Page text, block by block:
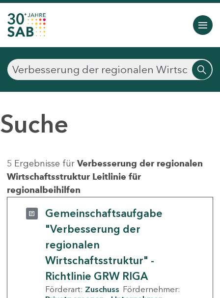
Suche
5 Ergebnisse für Verbesserung der regionalen
Wirtschaftsstruktur Leitlinie für
regionalbeihilfen
Gemeinschaftsaufgabe
"Verbesserung der
regionalen
Wirtschaftsstruktur" -
Richtlinie GRW RIGA
Förderart: Zuschuss Fördernehmer: